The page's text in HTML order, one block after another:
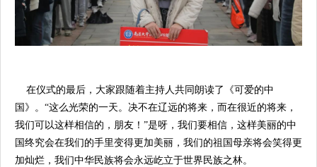
在仪式的最后，大家跟随着主持人共同朗读了《可爱的中
国》。“这么光荣的一天。决不在辽远的将来，而在很近的将来，
我们可以这样相信的，朋友！”是呀，我们要相信，这样美丽的中
国终究会在我们的手里变得更加美丽，我们的祖国母亲将会笑得更
加灿烂，我们中华民族将会永远屹立于世界民族之林。